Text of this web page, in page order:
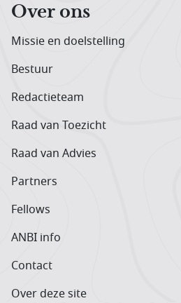
Over ons
Missie en doelstelling
Bestuur
Redactieteam
Raad van Toezicht
Raad van Advies
Partners
Fellows
ANBI info
Contact
Over deze site